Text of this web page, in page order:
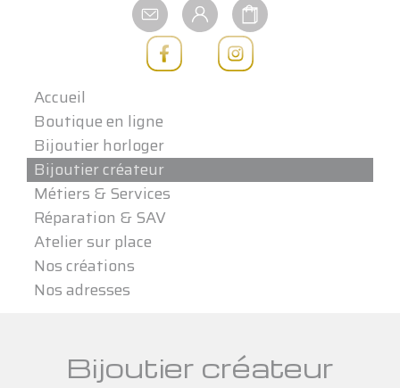
Accueil
Boutique en ligne
Bijoutier horloger
Bijoutier créateur
Métiers & Services
Réparation & SAV
Atelier sur place
Nos créations
Nos adresses
Bijoutier créateur